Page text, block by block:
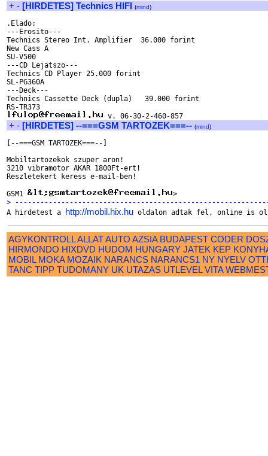
+ - [HIRDETES] Technics HIFI (mind)
.Elado:
---Erosito---
Technics Stereo Int. Amplifier  36.000 forint
New Cass A
SU-V500
---CD Lejatszo---
Technics CD Player 25.000 forint
SL-PG360A
---Deck---
Technics Cassette Deck (dupla)   39.000 forint
+ - [HIRDETES] --===GSM TARTOZEK===-- (mind)
[--===GSM TARTOZEK===--]
Mobiltartozekok szuper aron!
3210 vibramotor AKAR 1800Ft-ert!
Reszletekert keress e-mail-ben!
GSM1
>
A hirdetest a http://mobil.hix.hu
AGYKONTROLLALLATAUTO AZSIA BUDAPEST CODER
HIRMONDO HIXDVD HUDOM HUNGARY JATEK KEP
MOBIL MOKA MOZAIK NARANCS NARANCS1 NY NYELV
TANC TIPP TUDOMANY UK UTAZAS UTLEVEL VITA